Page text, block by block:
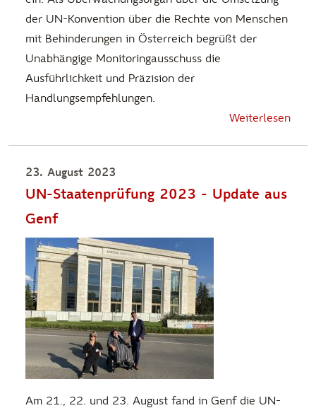
der UN-Konvention über die Rechte von Menschen
mit Behinderungen in Österreich begrüßt der
Unabhängige Monitoringausschuss die
Ausführlichkeit und Präzision der
Handlungsempfehlungen.
Weiterlesen
23. August 2023
UN-Staatenprüfung 2023 - Update aus
Genf
Am 21., 22. und 23. August fand in Genf die UN-